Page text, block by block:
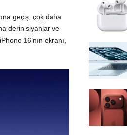
geçiş, çok daha
derin siyahlar ve
16’nın ekranı,